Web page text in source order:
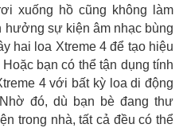
xuống hồ cũng không làm
hưởng sự kiện âm nhạc bùng
hai loa Xtreme 4 để tạo hiệu
bạn có thể tận dụng tính
4 với bất kỳ loa di động
đó, dù bạn bè đang thư
trong nhà, tất cả đều có thể